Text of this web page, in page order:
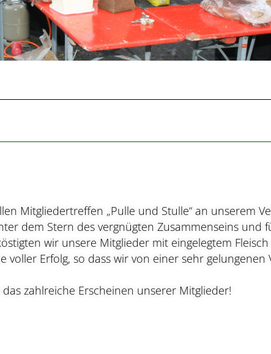
Mitgliedertreffen „Pulle und Stulle“ an unserem
dem Stern des vergnügten Zusammenseins und
wir unsere Mitglieder mit eingelegtem
voller Erfolg, so dass wir von einer sehr
zahlreiche Erscheinen unserer Mitglieder!